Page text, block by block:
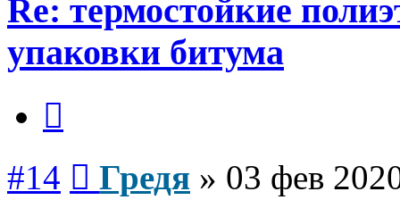
Re: термостойкие
упаковки битума
#14 Гредя » 03 фев